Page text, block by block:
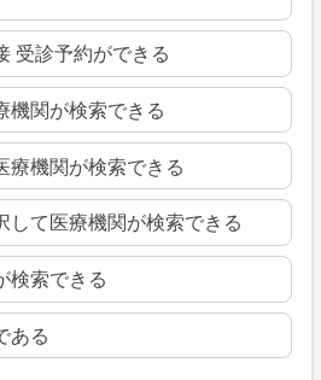
受診予約ができる
機関が検索できる
療機関が検索できる
して医療機関が検索できる
検索できる
ある